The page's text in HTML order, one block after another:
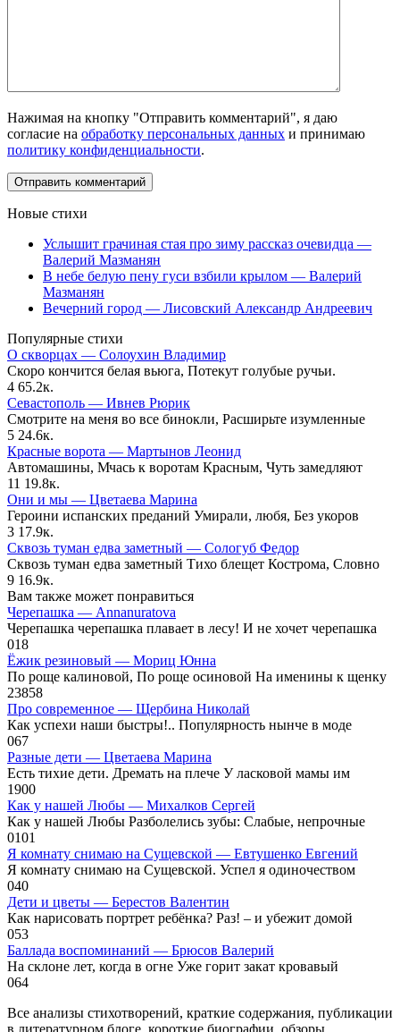
Нажимая на кнопку "Отправить комментарий", я даю
согласие на обработку персональных данных и принимаю
политику конфиденциальности.
Новые стихи
Услышит грачиная стая про зиму рассказ очевидца —
Валерий Мазманян
В небе белую пену гуси взбили крылом — Валерий
Мазманян
Вечерний город — Лисовский Александр Андреевич
Популярные стихи
О скворцах — Солоухин Владимир
Скоро кончится белая вьюга, Потекут голубые ручьи.
4 65.2к.
Севастополь — Ивнев Рюрик
Смотрите на меня во все бинокли, Расширьте изумленные
5 24.6к.
Красные ворота — Мартынов Леонид
Автомашины, Мчась к воротам Красным, Чуть замедляют
11 19.8к.
Они и мы — Цветаева Марина
Героини испанских преданий Умирали, любя, Без укоров
3 17.9к.
Сквозь туман едва заметный — Сологуб Федор
Сквозь туман едва заметный Тихо блещет Кострома, Словно
9 16.9к.
Вам также может понравиться
Черепашка — Annanuratova
Черепашка черепашка плавает в лесу! И не хочет черепашка
018
Ёжик резиновый — Мориц Юнна
По роще калиновой, По роще осиновой На именины к щенку
23858
Про современное — Щербина Николай
Как успехи наши быстры!.. Популярность нынче в моде
067
Разные дети — Цветаева Марина
Есть тихие дети. Дремать на плече У ласковой мамы им
1900
Как у нашей Любы — Михалков Сергей
Как у нашей Любы Разболелись зубы: Слабые, непрочные
0101
Я комнату снимаю на Сущевской — Евтушенко Евгений
Я комнату снимаю на Сущевской. Успел я одиночеством
040
Дети и цветы — Берестов Валентин
Как нарисовать портрет ребёнка? Раз! – и убежит домой
053
Баллада воспоминаний — Брюсов Валерий
На склоне лет, когда в огне Уже горит закат кровавый
064
Все анализы стихотворений, краткие содержания, публикации
в литературном блоге, короткие биографии, обзоры